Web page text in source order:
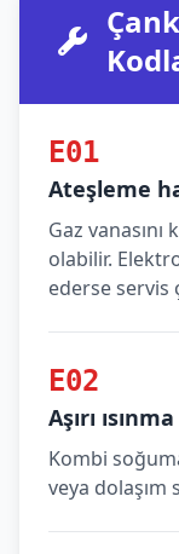
E01
Ateşleme
Gaz
olabilir.
ederse servis
E02
Aşırı
Kombi
veya dolaşım